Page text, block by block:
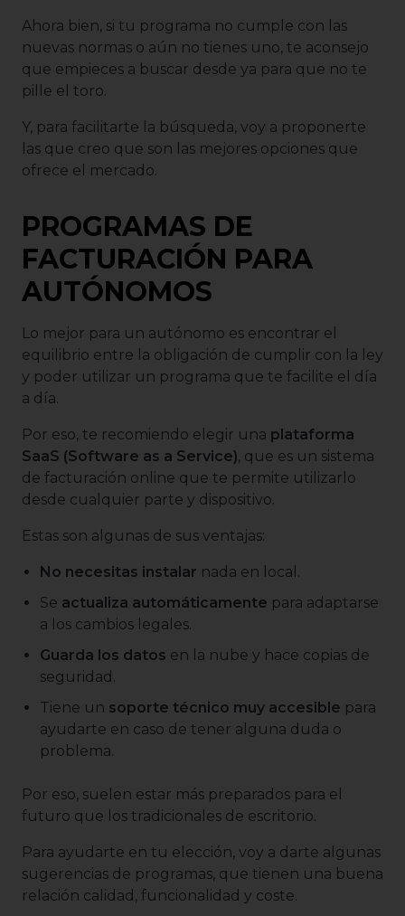
Ahora bien, si tu programa no cumple con las
nuevas normas o aún no tienes uno, te aconsejo
que empieces a buscar desde ya para que no te
pille el toro.
Y, para facilitarte la búsqueda, voy a proponerte
las que creo que son las mejores opciones que
ofrece el mercado.
PROGRAMAS DE
FACTURACIÓN PARA
AUTÓNOMOS
Lo mejor para un autónomo es encontrar el
equilibrio entre la obligación de cumplir con la ley
y poder utilizar un programa que te facilite el día
a día.
Por eso, te recomiendo elegir una plataforma
SaaS (Software as a Service), que es un sistema
de facturación online que te permite utilizarlo
desde cualquier parte y dispositivo.
Estas son algunas de sus ventajas:
No necesitas instalar nada en local.
Se actualiza automáticamente para adaptarse
a los cambios legales.
Guarda los datos en la nube y hace copias de
seguridad.
Tiene un soporte técnico muy accesible para
ayudarte en caso de tener alguna duda o
problema.
Por eso, suelen estar más preparados para el
futuro que los tradicionales de escritorio.
Para ayudarte en tu elección, voy a darte algunas
sugerencias de programas, que tienen una buena
relación calidad, funcionalidad y coste.